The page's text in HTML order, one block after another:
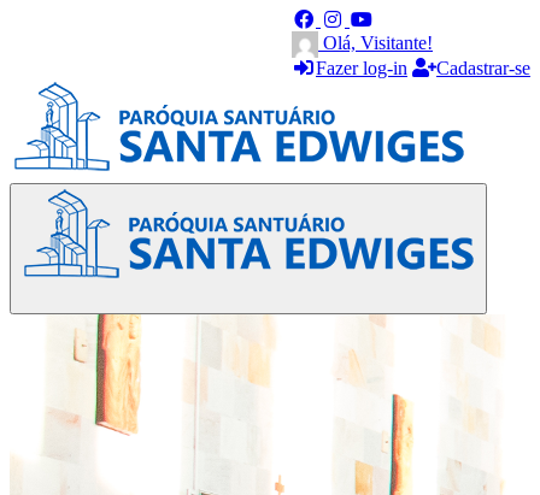
Olá, Visitante!
Fazer log-in
Cadastrar-se